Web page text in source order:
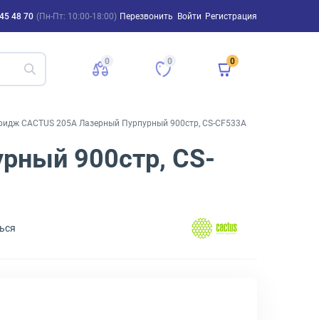
48 70 (Пн-Пт: 10:00-18:00) Перезвонить Войти Регистрация
0 0 0
CACTUS 205A Лазерный Пурпурный 900стр, CS-CF533A
900стр, CS-